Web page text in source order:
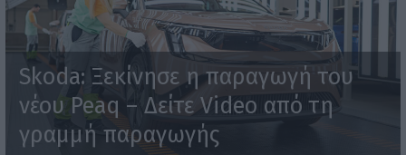
Skoda: Ξεκίνησε η παραγωγή του
νέου Peaq – Δείτε Video από τη
γραμμή παραγωγής